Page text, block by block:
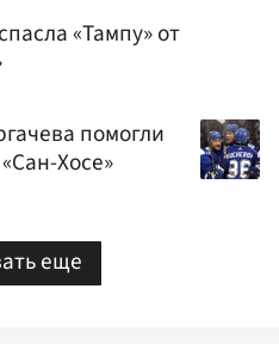
«Тампу» от
помогли
Хосе»
еще